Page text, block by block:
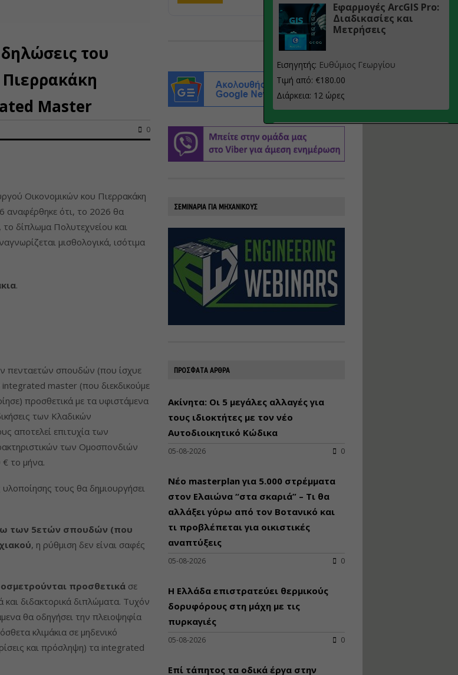
του
Master
0
Οικονομικών κου Πιερρακάκη
αναφέρθηκε ότι, το 2026 θα
δίπλωμα Πολυτεχνείου και
μισθολογικά, ισότιμα
.
πενταετών σπουδών (που ίσχυε
integrated master (που διεκδικούμε
προσθετικά με τα υφιστάμενα
των Κλαδικών
αποτελεί επιτυχία των
των Ομοσπονδιών
το μήνα.
τους θα δημιουργήσει
των 5ετών σπουδών (που
, η ρύθμιση δεν είναι σαφές
προσθετικά σε
διδακτορικά διπλώματα. Τυχόν
θα οδηγήσει την πλειοψηφία
κλιμάκια σε μηδενικό
και πρόσληψη) τα integrated
ΣΕΜΙΝΑΡΙΑ ΓΙΑ ΜΗΧΑΝΙΚΟΥΣ
ΠΡΟΣΦΑΤΑ ΑΡΘΡΑ
Ακίνητα: Οι 5 μεγάλες αλλαγές για
τους ιδιοκτήτες με τον νέο
Αυτοδιοικητικό Κώδικα
05-08-2026 0
Νέο masterplan για 5.000 στρέμματα
στον Ελαιώνα “στα σκαριά” – Τι θα
αλλάξει γύρω από τον Βοτανικό και
τι προβλέπεται για οικιστικές
αναπτύξεις
05-08-2026 0
Η Ελλάδα επιστρατεύει θερμικούς
δορυφόρους στη μάχη με τις
πυρκαγιές
05-08-2026 0
Επί τάπητος τα οδικά έργα στην
Εφαρμογές ArcGIS Pro:
Διαδικασίες και
Μετρήσεις
Εισηγητής: Ευθύμιος Γεωργίου
Τιμή από: €180.00
Διάρκεια: 12 ώρες
υλοποίηση
φωτοβολταϊκών
Τιμή από: €230.00
Διάρκεια: 16 ώρες
Αρχιτεκτονικός
Σχεδιασμός με το
Rhinoceros
Τιμή από: €230.00
Διάρκεια: 14 ώρες
πιστοποιητικού
Εισηγητές:
Γραμματή Μπακλατσή
Τιμή από: €145.00